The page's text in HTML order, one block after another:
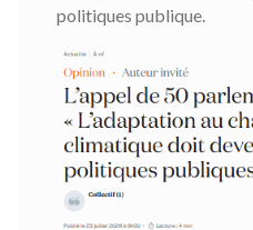
politiques publique.